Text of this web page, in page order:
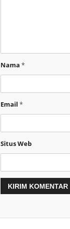
Nama *
Email *
Situs Web